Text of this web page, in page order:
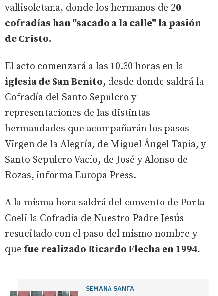
vallisoletana, donde los hermanos de 20
cofradías han "sacado a la calle" la pasión
de Cristo.
El acto comenzará a las 10.30 horas en la
iglesia de San Benito, desde donde saldrá la
Cofradía del Santo Sepulcro y
representaciones de las distintas
hermandades que acompañarán los pasos
Virgen de la Alegría, de Miguel Ángel Tapia, y
Santo Sepulcro Vacío, de José y Alonso de
Rozas, informa Europa Press.
A la misma hora saldrá del convento de Porta
Coeli la Cofradía de Nuestro Padre Jesús
resucitado con el paso del mismo nombre y
que fue realizado Ricardo Flecha en 1994.
SEMANA SANTA